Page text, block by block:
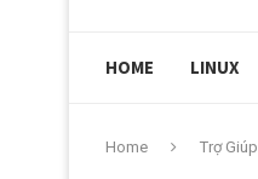
HOME LINUX
Home Trợ Giúp